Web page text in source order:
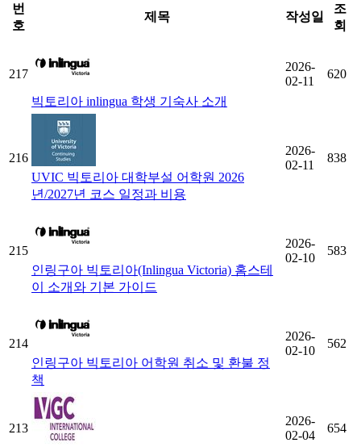
번
호
제목 작성일
조
회
217
빅토리아 inlingua 학생 기숙사 소개
2026-
02-11
620
216
UVIC 빅토리아 대학부설 어학원 2026
년/2027년 코스 일정과 비용
2026-
02-11
838
215
인링구아 빅토리아(Inlingua Victoria) 홈스테
이 소개와 기본 가이드
2026-
02-10
583
214
인링구아 빅토리아 어학원 취소 및 환불 정
책
2026-
02-10
562
213
2026-
02-04
654